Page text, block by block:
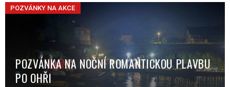
POZVÁNKY NA AKCE
POZVÁNKA NA NOČNÍ ROMANTICKOU PLAVBU
PO OHŘI